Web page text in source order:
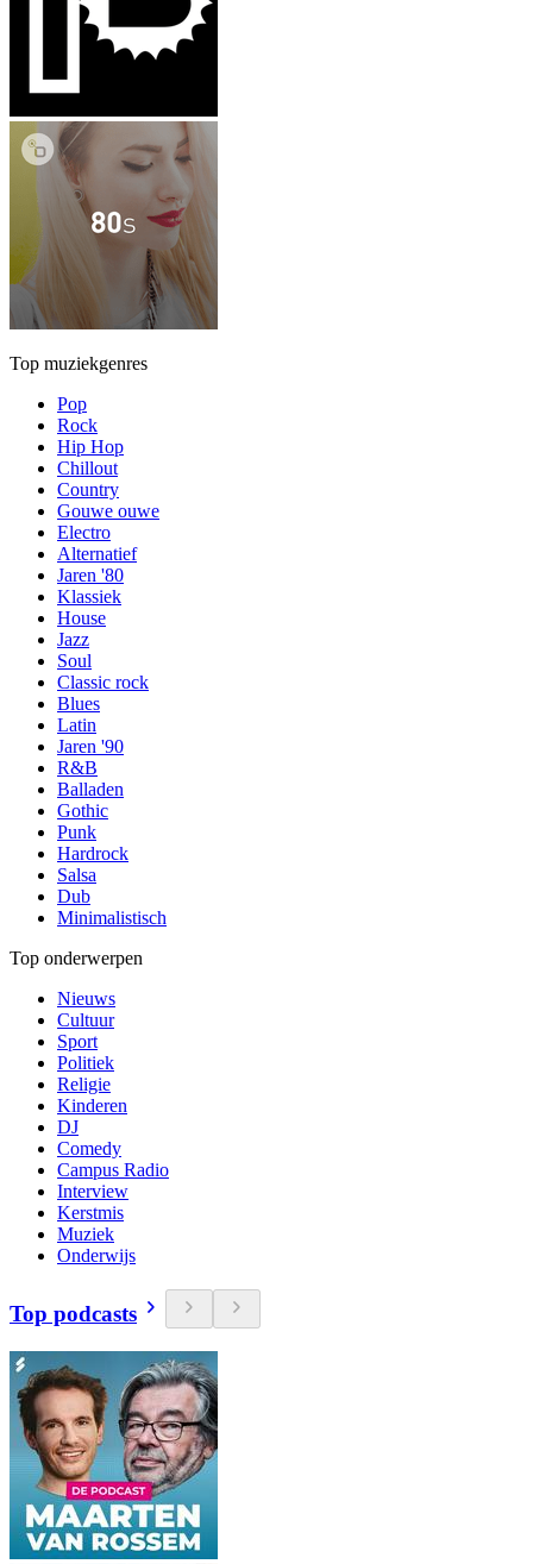
Top muziekgenres
Pop
Rock
Hip Hop
Chillout
Country
Gouwe ouwe
Electro
Alternatief
Jaren '80
Klassiek
House
Jazz
Soul
Classic rock
Blues
Latin
Jaren '90
R&B
Balladen
Gothic
Punk
Hardrock
Salsa
Dub
Minimalistisch
Top onderwerpen
Nieuws
Cultuur
Sport
Politiek
Religie
Kinderen
DJ
Comedy
Campus Radio
Interview
Kerstmis
Muziek
Onderwijs
Top podcasts